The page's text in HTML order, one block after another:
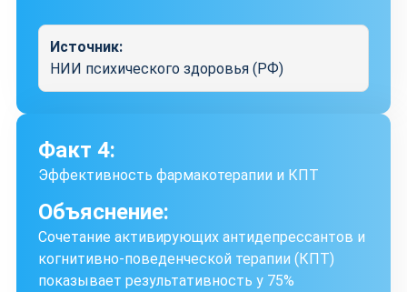
Источник:
НИИ психического здоровья (РФ)
Факт 4:
Эффективность фармакотерапии и КПТ
Объяснение:
Сочетание активирующих антидепрессантов и
когнитивно-поведенческой терапии (КПТ)
показывает результативность у 75%